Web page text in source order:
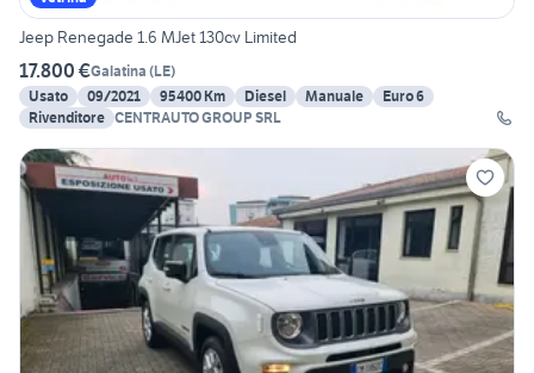
Jeep Renegade 1.6 MJet 130cv Limited
17.800 €Galatina (LE)
Usato
09/2021 95400 Km Diesel Manuale
Euro 6
Rivenditore CENTRAUTO GROUP SRL